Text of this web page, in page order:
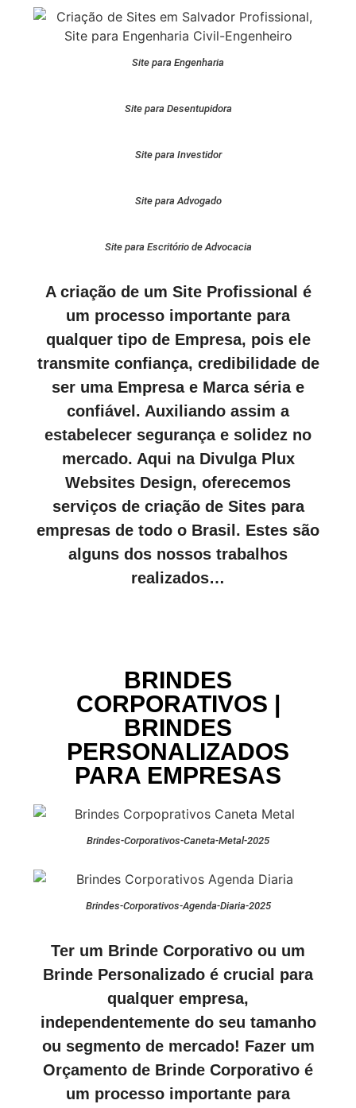
Site para Engenharia
Site para Desentupidora
Site para Investidor
Site para Advogado
Site para Escritório de Advocacia
A criação de um Site Profissional é
um processo importante para
qualquer tipo de Empresa, pois ele
transmite confiança, credibilidade de
ser uma Empresa e Marca séria e
confiável. Auxiliando assim a
estabelecer segurança e solidez no
mercado. Aqui na Divulga Plux
Websites Design, oferecemos
serviços de criação de Sites para
empresas de todo o Brasil. Estes são
alguns dos nossos trabalhos
realizados…
BRINDES
CORPORATIVOS |
BRINDES
PERSONALIZADOS
PARA EMPRESAS
Brindes-Corporativos-Caneta-Metal-2025
Brindes-Corporativos-Agenda-Diaria-2025
Ter um Brinde Corporativo ou um
Brinde Personalizado é crucial para
qualquer empresa,
independentemente do seu tamanho
ou segmento de mercado! Fazer um
Orçamento de Brinde Corporativo é
um processo importante para